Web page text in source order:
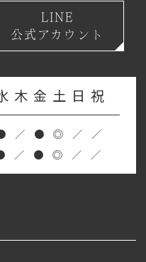
LINE
公式アカウント
木 金 土 日 祝
／ ● ◎ ／ ／
／ ● ◎ ／ ／